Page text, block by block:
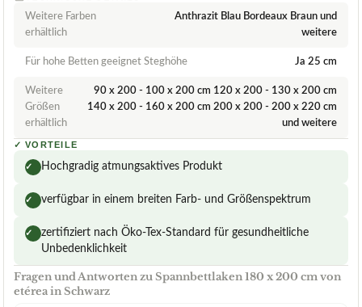
Weitere Farben
erhältlich
Anthrazit Blau Bordeaux Braun und
weitere
Für hohe Betten geeignet Steghöhe Ja 25 cm
Weitere
Größen
erhältlich
90 x 200 - 100 x 200 cm 120 x 200 - 130 x 200 cm
140 x 200 - 160 x 200 cm 200 x 200 - 200 x 220 cm
und weitere
✓ VORTEILE
✓ Hochgradig atmungsaktives Produkt
✓ verfügbar in einem breiten Farb- und Größenspektrum
✓
zertifiziert nach Öko-Tex-Standard für gesundheitliche
Unbedenklichkeit
Fragen und Antworten zu Spannbettlaken 180 x 200 cm von
etérea in Schwarz